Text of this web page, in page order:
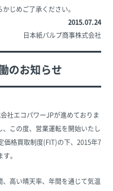
じめご了承ください。
2015.07.24
日本紙パルプ商事株式会社
のお知らせ
社エコパワーJPが進めておりま
、この度、営業運転を開始いたし
価格買取制度(FIT)の下、2015年7
。
高い晴天率、年間を通じて気温